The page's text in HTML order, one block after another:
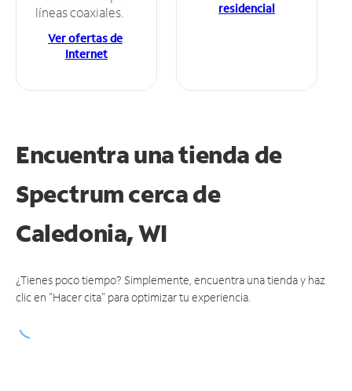
líneas coaxiales.
Ver ofertas de
Internet
residencial
Encuentra una tienda de
Spectrumcerca de
Caledonia, WI
¿Tienes poco tiempo? Simplemente, encuentra una tienda y haz
clic en "Hacer cita" para optimizar tu experiencia.